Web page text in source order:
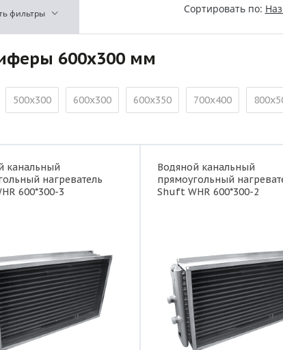
фильтры Сортировать по:
600х300 мм
500х300 600х300 600х350 700х400
канальный
нагреватель
600*300-3
Водяной канальный
прямоугольный
Shuft WHR 600*300-2